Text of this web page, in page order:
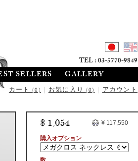
SELLERS GALLERY
カート(0)|お気に入り(0)|アカウント
TEL : 03-5770-9849
¥ 117,550
$ 1,054
購入オプション